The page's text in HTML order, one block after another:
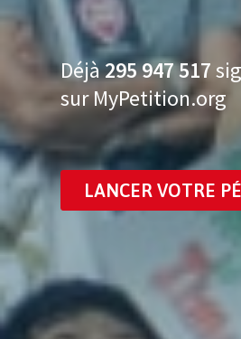
Déjà295 947 530
sur MyPetition.org
LANCER VOTRE